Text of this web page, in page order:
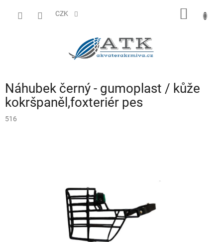
CZK
Náhubek černý - gumoplast / kůže
kokršpaněl,foxteriér pes
516